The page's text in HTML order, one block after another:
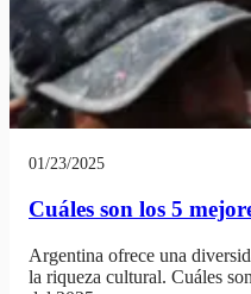
01/23/2025
Cuáles son los 5
Argentina ofrece una
la riqueza cultural. Cuáles